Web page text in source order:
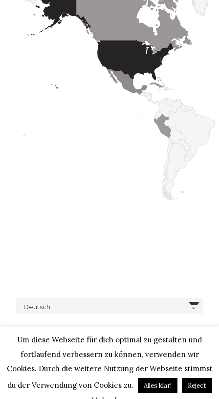
Deutsch
COPYRIGHT © 2020 – IHEARTALICE.COM / TRAVEL,
LIFESTYLE, FOOD & FASHIONBLOG BY ALICE M. HUYNH / ALL
RIGHTS RESERVED / DESIGN BY BLOGGER-BERATUNG
Um diese Webseite für dich optimal zu gestalten und
fortlaufend verbessern zu können, verwenden wir
Cookies. Durch die weitere Nutzung der Webseite stimmst
du der Verwendung von Cookies zu.
Alles klar! Reject